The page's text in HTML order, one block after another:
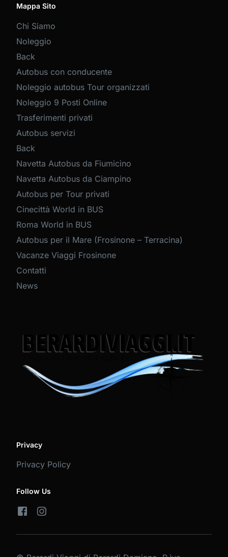
Mappa Sito
Chi Siamo
Noleggio
Back
Autobus con conducente
Noleggio autobus Tour organizzati
Noleggio 9 Posti Online
Trasferimenti privati
Autobus servizi
Back
Navetta Autobus da Fiumicino
Navetta Autobus da Ciampino
Autobus per Tour privati
Cinecittà World in BUS
Roma World in BUS
Autobus per il Mare (Frosinone – Terracina)
Vacanze Viaggi Frosinone
Contatti
News
Privacy
Privacy Policy
Follow Us